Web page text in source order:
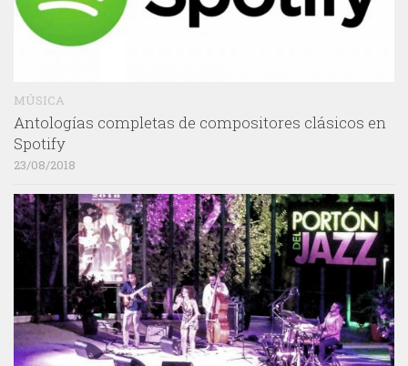
MÚSICA
Antologías completas de compositores clásicos en
Spotify
23/08/2018